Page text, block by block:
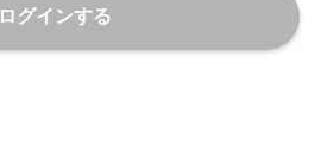
ログインする